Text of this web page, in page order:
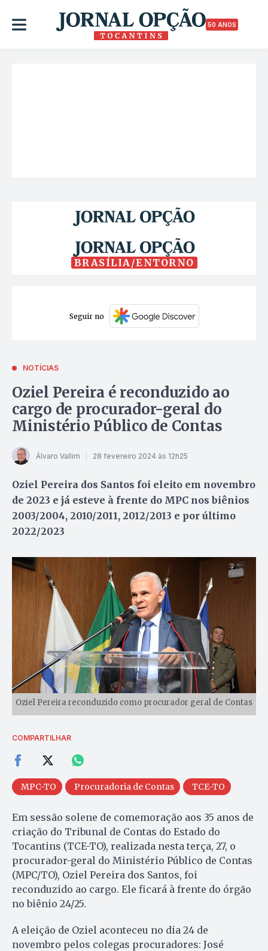
50 ANOS
BRASÍLIA/ENTORNO
Seguir no
NOTÍCIAS
Oziel Pereira é reconduzido ao
cargo de procurador-geral do
Ministério Público de Contas
Álvaro Vallim 28 fevereiro 2024 às 12h25
Oziel Pereira dos Santos foi eleito em novembro
de 2023 e já esteve à frente do MPC nos biênios
2003/2004, 2010/2011, 2012/2013 e por último
2022/2023
Oziel Pereira reconduzido como procurador geral de Contas
COMPARTILHAR
MPC-TO Procuradoria de Contas TCE-TO
Em sessão solene de comemoração aos 35 anos de
criação do Tribunal de Contas do Estado do
Tocantins (TCE-TO), realizada nesta terça, 27, o
procurador-geral do Ministério Público de Contas
(MPC/TO), Oziel Pereira dos Santos, foi
reconduzido ao cargo. Ele ficará à frente do órgão
no biênio 24/25.
A eleição de Oziel aconteceu no dia 24 de
novembro pelos colegas procuradores: José